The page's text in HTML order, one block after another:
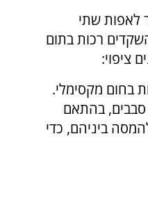
אפשר לאפות שתי
רכות בתום
ציפוי:
את השוקולד עם השמן במיקרוגל בפולסים של 30 שניות בחום מקסימלי.
בכל פעם מערבבים קצת להטבעת השוקולד שעדיין לא נמס בנוזל. לרוב יספיקו 2-3 סבבים, בהתאם
ביניהם, כדי